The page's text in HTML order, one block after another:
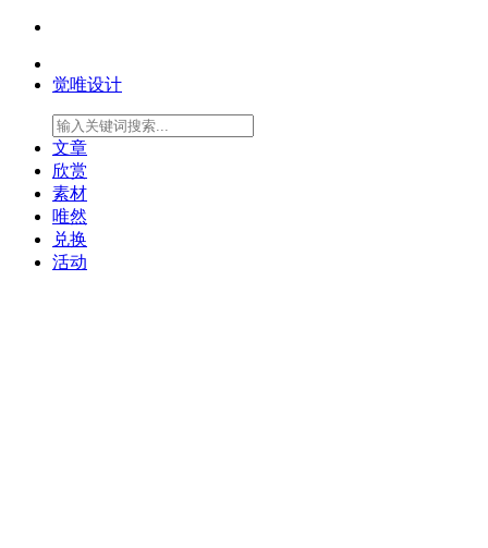
觉唯设计
文章
欣赏
素材
唯然
兑换
活动